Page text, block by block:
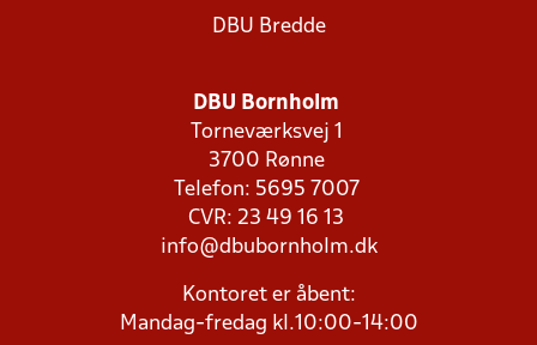
DBU Bredde
DBU Bornholm
Torneværksvej 1
3700 Rønne
Telefon: 5695 7007
CVR: 23 49 16 13
info@dbubornholm.dk
Kontoret er åbent:
Mandag-fredag kl.10:00-14:00